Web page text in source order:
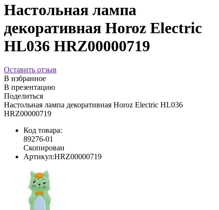
Настольная лампа
декоративная Horoz Electric
HL036 HRZ00000719
Оставить отзыв
В избранное
В презентацию
Поделиться
Настольная лампа декоративная Horoz Electric HL036
HRZ00000719
Код товара:
89276-01
Скопирован
Артикул:HRZ00000719